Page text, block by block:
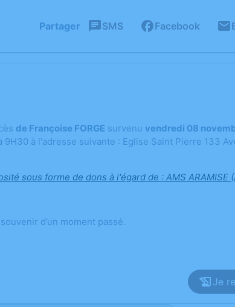
Partager SMS Facebook
de Françoise FORGE survenu vendredi 08
à l'adresse suivante : Eglise Saint Pierre 133
sous forme de dons à l'égard de : AMS ARAMISE
d’un moment passé.
Je